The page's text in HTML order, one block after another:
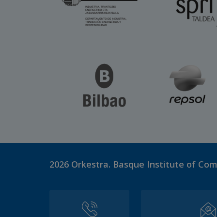
2026 Orkestra. Basque Institute of